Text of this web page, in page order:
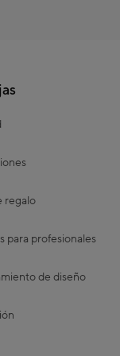
regalo
para profesionales
de diseño